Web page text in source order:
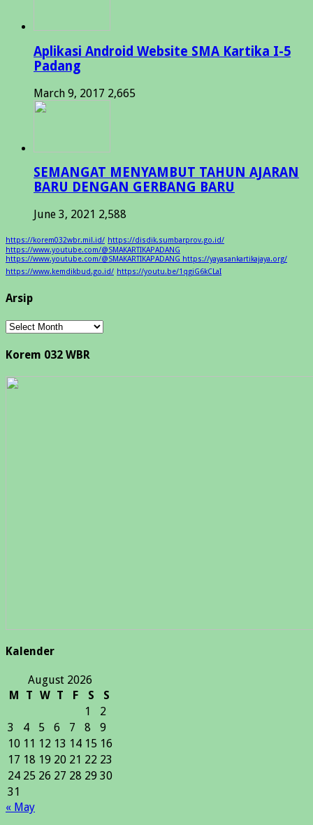
Aplikasi Android Website SMA Kartika I-5
Padang
March 9, 2017 2,665
SEMANGAT MENYAMBUT TAHUN AJARAN
BARU DENGAN GERBANG BARU
June 3, 2021 2,588
https://korem032wbr.mil.id/ https://disdik.sumbarprov.go.id/
https://www.youtube.com/@SMAKARTIKAPADANG
https://www.youtube.com/@SMAKARTIKAPADANG https://yayasankartikajaya.org/
https://www.kemdikbud.go.id/ https://youtu.be/1qgiG6kCLaI
Arsip
Arsip
Korem 032 WBR
Kalender
August 2026
M
T W T F S
S
1
2
3
4 5 6 7 8
9
10 11 12 13 14 15 16
17 18 19 20 21 22 23
24 25 26 27 28 29 30
31
« May